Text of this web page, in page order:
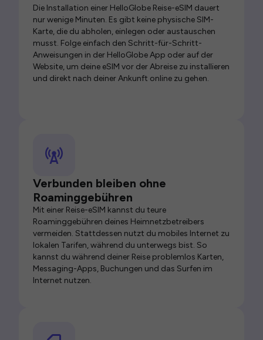
Die Installation einer HelloGlobe Reise-eSIM dauert
nur wenige Minuten. Es gibt keine physische SIM-
Karte, die du abholen, einlegen oder austauschen
musst. Folge einfach den Schritt-für-Schritt-
Anweisungen in der HelloGlobe App oder auf der
Website, um deine eSIM vor der Abreise zu installieren
und direkt nach deiner Ankunft online zu gehen.
Verbunden bleiben ohne
Roaminggebühren
Mit einer Reise-eSIM kannst du teure
Roaminggebühren deines Heimnetzbetreibers
vermeiden. Stattdessen nutzt du mobiles Internet zu
lokalen Tarifen, während du unterwegs bist. So
kannst du während deiner Reise problemlos Karten,
Messaging-Apps, Buchungen und das Surfen im
Internet nutzen.